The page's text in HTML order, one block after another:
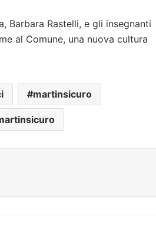
Barbara Rastelli, e gli insegnanti
al Comune, una nuova cultura
martinsicuro